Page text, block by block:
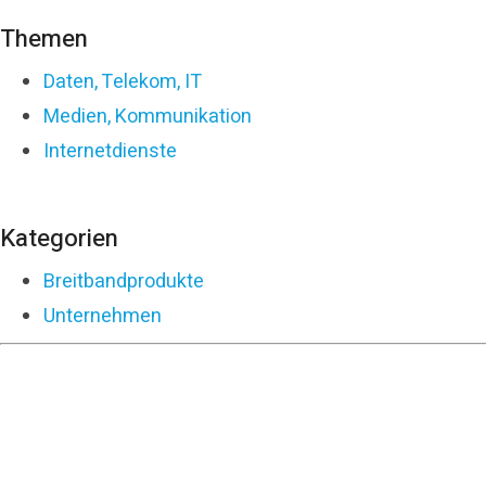
Themen
Daten, Telekom, IT
Medien, Kommunikation
Internetdienste
Kategorien
Breitbandprodukte
Unternehmen